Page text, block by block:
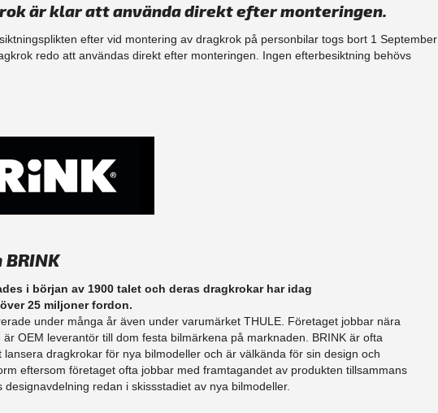
är klar att använda direkt efter monteringen.
efter vid montering av dragkrok på personbilar togs bort 1 September
redo att användas direkt efter monteringen. Ingen efterbesiktning behövs
i början av 1900 talet och deras dragkrokar har idag
25 miljoner fordon.
under många år även under varumärket THULE. Företaget jobbar nära
är OEM leverantör till dom festa bilmärkena på marknaden. BRINK är ofta
lansera dragkrokar för nya bilmodeller och är välkända för sin design och
eftersom företaget ofta jobbar med framtagandet av produkten tillsammans
designavdelning redan i skissstadiet av nya bilmodeller.